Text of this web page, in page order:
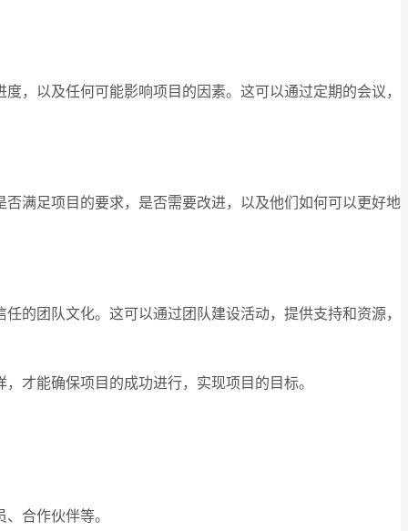
，以及任何可能影响项目的因素。这可以通过定期的会议，
满足项目的要求，是否需要改进，以及他们如何可以更好地
的团队文化。这可以通过团队建设活动，提供支持和资源，
才能确保项目的成功进行，实现项目的目标。
合作伙伴等。